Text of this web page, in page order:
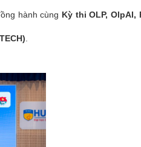
hành cùng Kỳ thi OLP, OlpAI,